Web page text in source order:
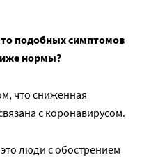
подобных симптомов
нормы?
что сниженная
с коронавирусом.
люди с обострением